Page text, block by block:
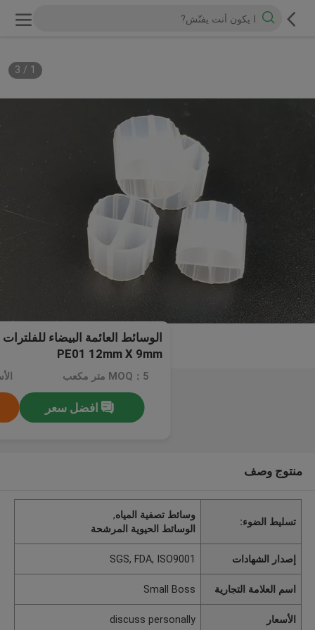
1
/
3
PE01 12mm X 9mm
MOQ：5 متر مكعب
افضل سعر
منتوج وصف
تسليط الضوء:
وسائط تصفية المياه,
الوسائط الحيوية المرشحة
إصدار الشهادات SGS, FDA, ISO9001
اسم العلامة التجارية Small Boss
الأسعار discuss personally